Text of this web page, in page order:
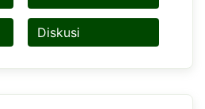
Diskusi